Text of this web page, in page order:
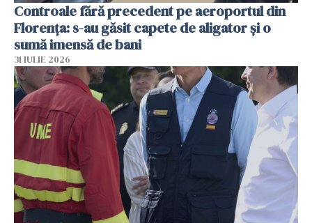
Controale fără precedent pe aeroportul din
Florența: s-au găsit capete de aligator și o
sumă imensă de bani
31 IULIE 2026